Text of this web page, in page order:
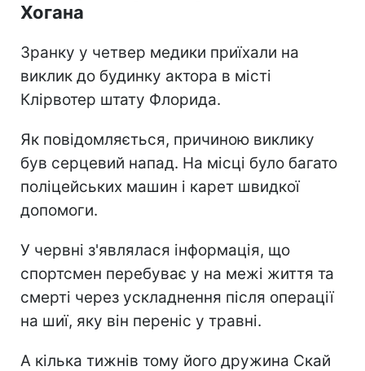
Хогана
Зранку у четвер медики приїхали на
виклик до будинку актора в місті
Клірвотер штату Флорида.
Як повідомляється, причиною виклику
був серцевий напад. На місці було багато
поліцейських машин і карет швидкої
допомоги.
У червні з'являлася інформація, що
спортсмен перебуває у на межі життя та
смерті через ускладнення після операції
на шиї, яку він переніс у травні.
А кілька тижнів тому його дружина Скай